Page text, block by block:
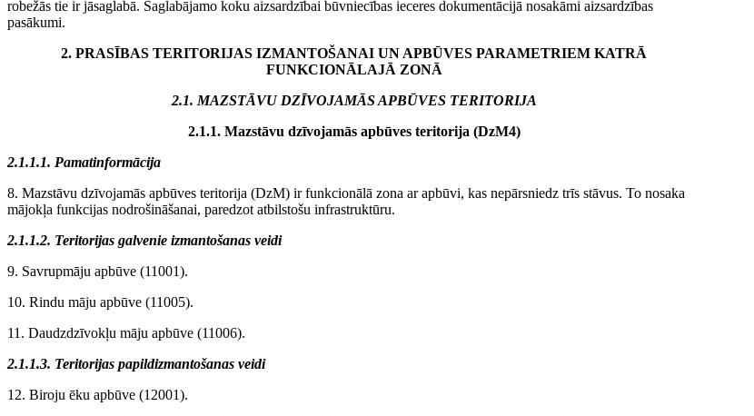
robežās tie ir jāsaglabā. Saglabājamo koku aizsardzībai būvniecības ieceres dokumentācijā nosakāmi aizsardzības
pasākumi.
2. PRASĪBAS TERITORIJAS IZMANTOŠANAI UN APBŪVES PARAMETRIEM KATRĀ
FUNKCIONĀLAJĀ ZONĀ
2.1. MAZSTĀVU DZĪVOJAMĀS APBŪVES TERITORIJA
2.1.1. Mazstāvu dzīvojamās apbūves teritorija (DzM4)
2.1.1.1. Pamatinformācija
8. Mazstāvu dzīvojamās apbūves teritorija (DzM) ir funkcionālā zona ar apbūvi, kas nepārsniedz trīs stāvus. To nosaka
mājokļa funkcijas nodrošināšanai, paredzot atbilstošu infrastruktūru.
2.1.1.2. Teritorijas galvenie izmantošanas veidi
9. Savrupmāju apbūve (11001).
10. Rindu māju apbūve (11005).
11. Daudzdzīvokļu māju apbūve (11006).
2.1.1.3. Teritorijas papildizmantošanas veidi
12. Biroju ēku apbūve (12001).